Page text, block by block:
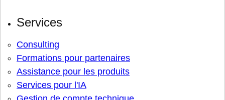
Services
Consulting
Formations pour partenaires
Assistance pour les produits
Services pour l'IA